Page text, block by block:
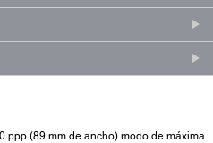
ppp (89 mm de ancho) modo de máxima